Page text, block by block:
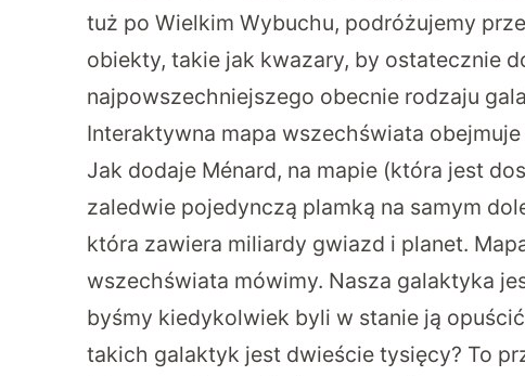
tuż po Wielkim Wybuchu, podróżujemy
obiekty, takie jak kwazary, by ostatecznie
najpowszechniejszego obecnie rodzaju
Interaktywna mapa wszechświata
Jak dodaje Ménard, na mapie (która jest
zaledwie pojedynczą plamką na samym
która zawiera miliardy gwiazd i planet.
wszechświata mówimy. Nasza galaktyka
byśmy kiedykolwiek byli w stanie ją
takich galaktyk jest dwieście tysięcy? To